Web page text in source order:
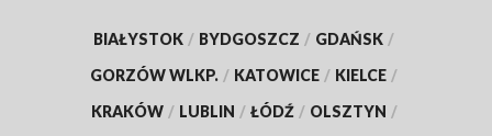
BIAŁYSTOK / BYDGOSZCZ / GDAŃSK /
GORZÓW WLKP. / KATOWICE / KIELCE /
KRAKÓW / LUBLIN / ŁÓDŹ / OLSZTYN /